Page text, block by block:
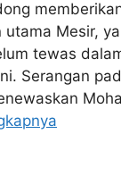
Mesir,
tewas
Serangan